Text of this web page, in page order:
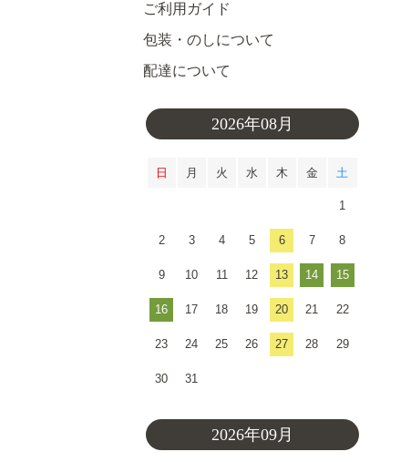
ご利用ガイド
包装・のしについて
配達について
2026年08月
日 月 火 水 木 金 土
1
2 3 4 5 6 7 8
9 10 11 12 13 14 15
16 17 18 19 20 21 22
23 24 25 26 27 28 29
30 31
2026年09月